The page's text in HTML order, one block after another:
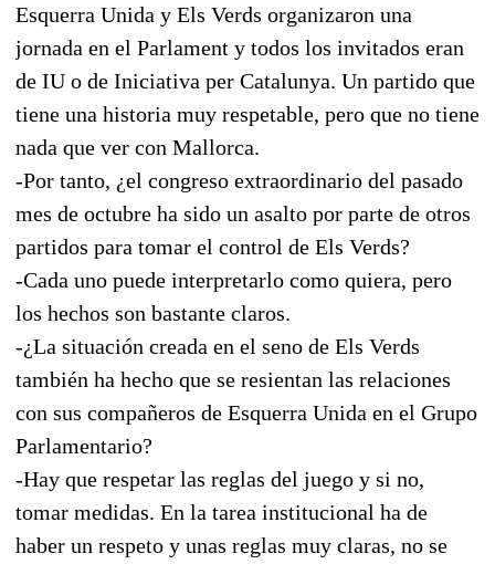
Esquerra Unida y Els Verds organizaron una
jornada en el Parlament y todos los invitados eran
de IU o de Iniciativa per Catalunya. Un partido que
tiene una historia muy respetable, pero que no tiene
nada que ver con Mallorca.
-Por tanto, ¿el congreso extraordinario del pasado
mes de octubre ha sido un asalto por parte de otros
partidos para tomar el control de Els Verds?
-Cada uno puede interpretarlo como quiera, pero
los hechos son bastante claros.
-¿La situación creada en el seno de Els Verds
también ha hecho que se resientan las relaciones
con sus compañeros de Esquerra Unida en el Grupo
Parlamentario?
-Hay que respetar las reglas del juego y si no,
tomar medidas. En la tarea institucional ha de
haber un respeto y unas reglas muy claras, no se